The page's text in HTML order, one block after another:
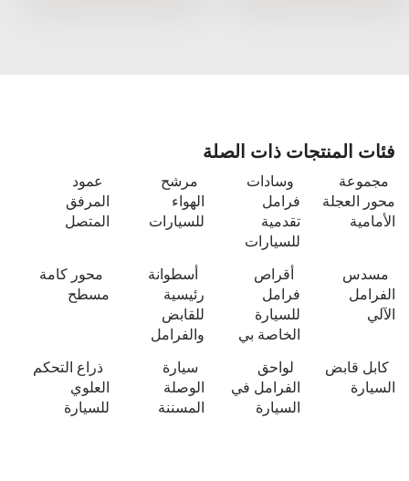
فئات المنتجات ذات الصلة
مجموعة
محور العجلة
الأمامية
وسادات
فرامل
تقدمية
للسيارات
مرشح
الهواء
للسيارات
عمود
المرفق
المتصل
مسدس
الفرامل
الآلي
أقراص
فرامل
للسيارة
الخاصة بي
أسطوانة
رئيسية
للقابض
والفرامل
محور كامة
مسطح
كابل قابض
السيارة
لواحق
الفرامل في
السيارة
سيارة
الوصلة
المسننة
ذراع التحكم
العلوي
للسيارة